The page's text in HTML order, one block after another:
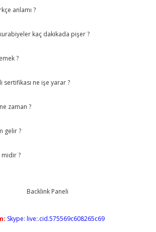
anlamı ?
kaç dakikada pişer ?
?
sertifikası ne işe yarar ?
zaman ?
gelir ?
midir ?
Skype: live:.cid.575569c608265c69